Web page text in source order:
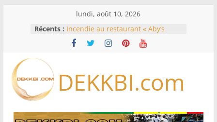
lundi, août 10, 2026
Récents : Incendie au restaurant « Aby’s
Garden » : le témoignage glaçant
du livreur sur les heures précédant
meilleurs endroits pour l’observer
en Europe, en Amérique du Nord
Pentagone demande à l’industrie
DEKKBI.com